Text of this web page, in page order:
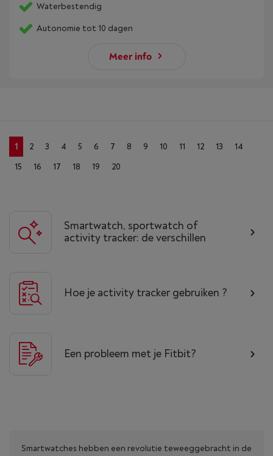
Waterbestendig
Autonomie tot 10 dagen
Meer info
1 2 3 4 5 6 7 8 9 10 11 12 13
14
15
16 17 18 19 20
Smartwatch, sportwatch of
activity tracker: de verschillen
Hoe je activity tracker gebruiken ?
Een probleem met je Fitbit?
Smartwatches hebben een revolutie teweeggebracht in de